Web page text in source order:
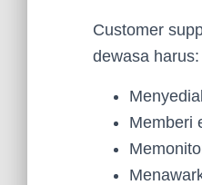
Customer
dewasa harus:
Memberi